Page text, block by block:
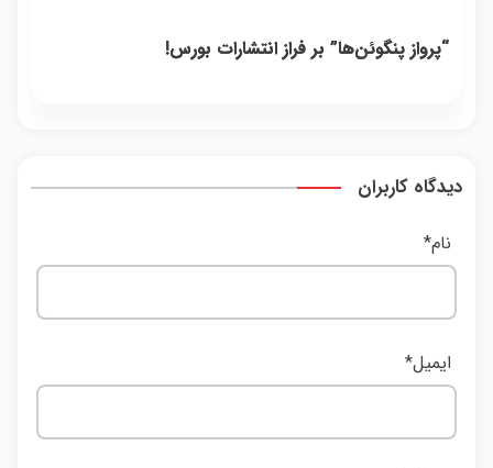
“پرواز پنگوئن‌ها” بر فراز انتشارات بورس!
دیدگاه کاربران
نام*
ایمیل*